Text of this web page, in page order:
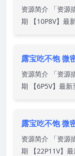
资源简介 「资源
期 【10P8V】最
露宝吃不饱 微
资源简介 「资源
期 【6P5V】最
露宝吃不饱 微
资源简介 「资源
期 【22P11V】